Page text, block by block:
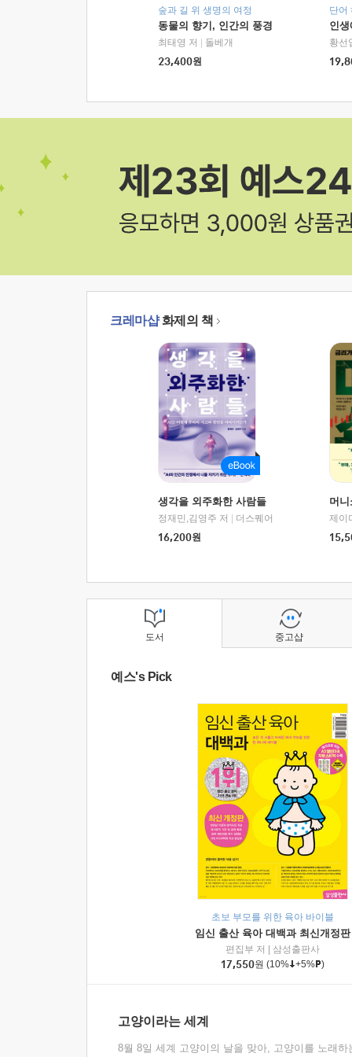
숲과 길 위 생명의 여정
동물의 향기, 인간의 풍경
최태영 저
돌베개
23,400원
단어
인
황선
크레마샵화제의 책
생각을 외주화한 사람들
정재민,김영주 저
더스퀘어
16,200원
머
도서
예스's Pick
초보 부모를 위한 육아 바이블
임신 출산 육아 대백과 최신개정판
편집부 저
삼성출판사
17,550원 (10% +5% )
고양이라는 세계
8월 8일 세계 고양이의 날을 맞아, 고양이를 노래하
중고샵